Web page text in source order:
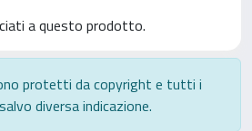
a questo prodotto.
protetti da copyright e tutti i
diversa indicazione.